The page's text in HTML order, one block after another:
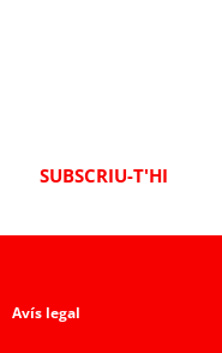
SUBSCRIU-T'HI
Avís legal